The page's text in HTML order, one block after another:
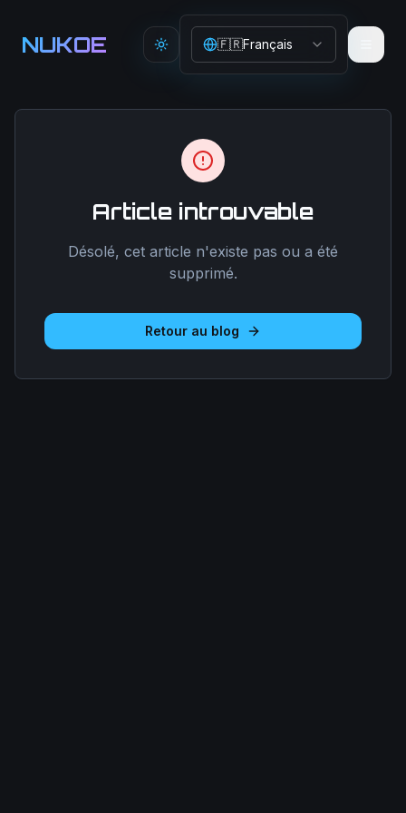
NUKOE Toggle theme
🇫🇷Français
Article introuvable
Désolé, cet article n'existe pas ou a été
supprimé.
Retour au blog